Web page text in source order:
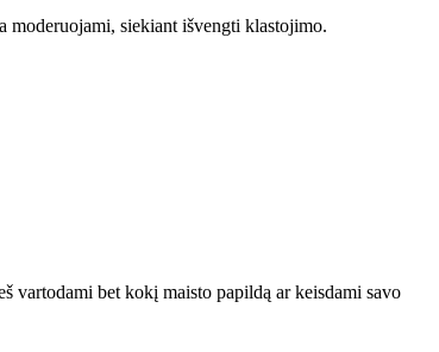
moderuojami, siekiant išvengti klastojimo.
vartodami bet kokį maisto papildą ar keisdami savo